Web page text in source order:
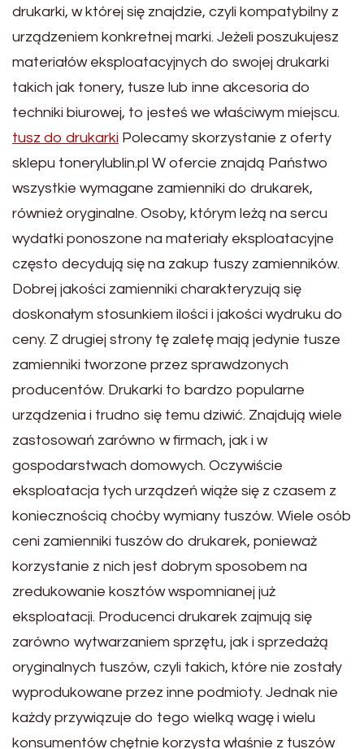
drukarki, w której się znajdzie, czyli kompatybilny z
urządzeniem konkretnej marki. Jeżeli poszukujesz
materiałów eksploatacyjnych do swojej drukarki
takich jak tonery, tusze lub inne akcesoria do
techniki biurowej, to jesteś we właściwym miejscu.
tusz do drukarki Polecamy skorzystanie z oferty
sklepu tonerylublin.pl W ofercie znajdą Państwo
wszystkie wymagane zamienniki do drukarek,
również oryginalne. Osoby, którym leżą na sercu
wydatki ponoszone na materiały eksploatacyjne
często decydują się na zakup tuszy zamienników.
Dobrej jakości zamienniki charakteryzują się
doskonałym stosunkiem ilości i jakości wydruku do
ceny. Z drugiej strony tę zaletę mają jedynie tusze
zamienniki tworzone przez sprawdzonych
producentów. Drukarki to bardzo popularne
urządzenia i trudno się temu dziwić. Znajdują wiele
zastosowań zarówno w firmach, jak i w
gospodarstwach domowych. Oczywiście
eksploatacja tych urządzeń wiąże się z czasem z
koniecznością choćby wymiany tuszów. Wiele osób
ceni zamienniki tuszów do drukarek, ponieważ
korzystanie z nich jest dobrym sposobem na
zredukowanie kosztów wspomnianej już
eksploatacji. Producenci drukarek zajmują się
zarówno wytwarzaniem sprzętu, jak i sprzedażą
oryginalnych tuszów, czyli takich, które nie zostały
wyprodukowane przez inne podmioty. Jednak nie
każdy przywiązuje do tego wielką wagę i wielu
konsumentów chętnie korzysta właśnie z tuszów